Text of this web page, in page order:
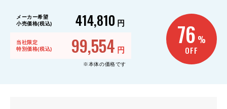
メーカー希望
小売価格(税込)
414,810 円
当社限定
特別価格(税込)
99,554 円
※本体の価格です
76 %
OFF